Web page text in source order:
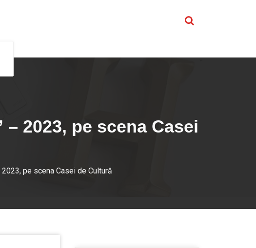
2023, pe scena Casei
pe scena Casei de Cultură